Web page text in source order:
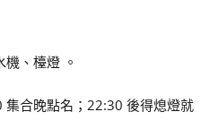
、檯燈 。
合晚點名；22:30 後得熄燈就